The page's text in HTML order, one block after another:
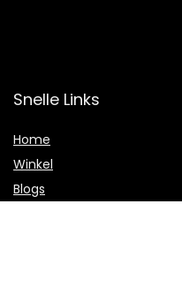
Snelle Links
Home
Winkel
Blogs